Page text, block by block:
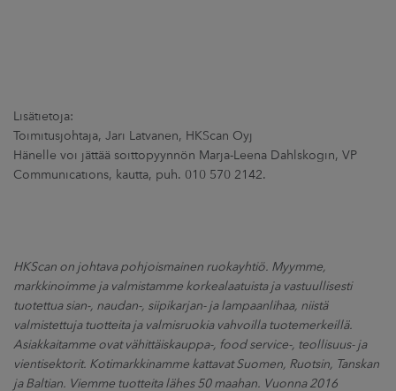
Lisätietoja:
Toimitusjohtaja, Jari Latvanen, HKScan Oyj
Hänelle voi jättää soittopyynnön Marja-Leena Dahlskogin, VP
Communications, kautta, puh. 010 570 2142.
HKScan on johtava pohjoismainen ruokayhtiö. Myymme,
markkinoimme ja valmistamme korkealaatuista ja vastuullisesti
tuotettua sian-, naudan-, siipikarjan- ja lampaanlihaa, niistä
valmistettuja tuotteita ja valmisruokia vahvoilla tuotemerkeillä.
Asiakkaitamme ovat vähittäiskauppa-, food service-, teollisuus- ja
vientisektorit. Kotimarkkinamme kattavat Suomen, Ruotsin, Tanskan
ja Baltian. Viemme tuotteita lähes 50 maahan. Vuonna 2016